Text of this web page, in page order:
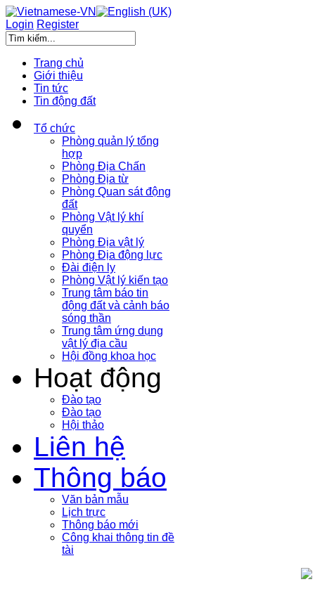
Login Register
Trang chủ
Giới thiệu
Tin tức
Tin động đất
Tổ chức
Phòng quản lý tổng
hợp
Phòng Địa Chấn
Phòng Địa từ
Phòng Quan sát động
đất
Phòng Vật lý khí
quyển
Phòng Địa vật lý
Phòng Địa động lực
Đài điện ly
Phòng Vật lý kiến tạo
Trung tâm báo tin
động đất và cảnh báo
sóng thần
Trung tâm ứng dụng
vật lý địa cầu
Hội đồng khoa học
Hoạt động
Đào tạo
Đào tạo
Hội thảo
Liên hệ
Thông báo
Văn bản mẫu
Lịch trực
Thông báo mới
Công khai thông tin đề
tài